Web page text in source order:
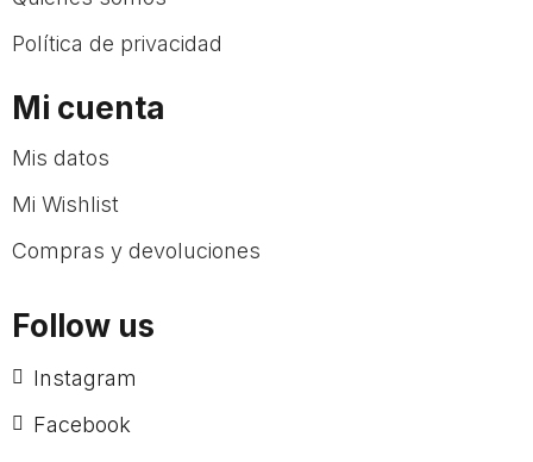
Política de privacidad
Mi cuenta
Mis datos
Mi Wishlist
Compras y devoluciones
Follow us
Instagram
Facebook